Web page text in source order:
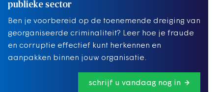
publieke sector
Ben je voorbereid op de toenemende dreiging van
georganiseerde criminaliteit? Leer hoe je fraude
en corruptie effectief kunt herkennen en
aanpakken binnen jouw organisatie.
schrijf u vandaag nog in